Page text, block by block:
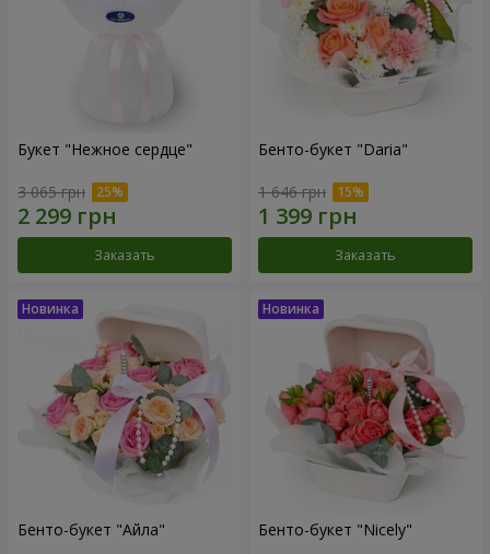
Букет "Нежное сердце"
3 065 грн
Заказать
Бенто-букет "Daria"
1 646 грн
Заказать
Бенто-букет "Айла" Бенто-букет "Nicely"